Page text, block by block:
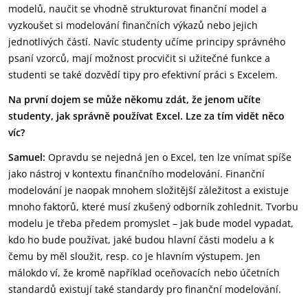
modelů, naučit se vhodně strukturovat finanční model a
vyzkoušet si modelování finančních výkazů nebo jejich
jednotlivých částí. Navíc studenty učíme principy správného
psaní vzorců, mají možnost procvičit si užitečné funkce a
studenti se také dozvědí tipy pro efektivní práci s Excelem.
Na první dojem se může někomu zdát, že jenom učíte
studenty, jak správně používat Excel. Lze za tím vidět něco
víc?
Samuel: Opravdu se nejedná jen o Excel, ten lze vnímat spíše
jako nástroj v kontextu finančního modelování. Finanční
modelování je naopak mnohem složitější záležitost a existuje
mnoho faktorů, které musí zkušený odborník zohlednit. Tvorbu
modelu je třeba předem promyslet – jak bude model vypadat,
kdo ho bude používat, jaké budou hlavní části modelu a k
čemu by měl sloužit, resp. co je hlavním výstupem. Jen
málokdo ví, že kromě například oceňovacích nebo účetních
standardů existují také standardy pro finanční modelování.